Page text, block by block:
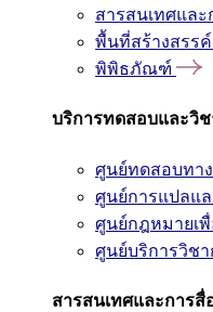
สารสนเทศและ
พื้นที่สร้างสรรค์
พิพิธภัณฑ์
บริการทดสอบและวิช
ศูนย์ทดสอบทา
ศูนย์การแปลแ
ศูนย์กฎหมายเ
ศูนย์บริการวิช
สารสนเทศและการสื่